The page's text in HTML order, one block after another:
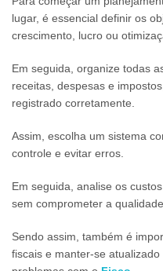
lugar, é essencial definir os
crescimento, lucro ou
Em seguida, organize todas
receitas, despesas e
registrado corretamente.
Assim, escolha um sistema
controle e evitar erros.
Em seguida, analise os
sem comprometer a
Sendo assim, também é
fiscais e manter-se